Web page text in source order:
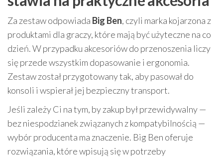
Za zestaw odpowiada Big Ben, czyli marka kojarzona z
produktami dla graczy, które mają być użyteczne na co
dzień. W przypadku akcesoriów do przenoszenia liczy
się przede wszystkim dopasowanie i ergonomia.
Zestaw został przygotowany tak, aby pasował do
konsoli i wspierał jej bezpieczny transport.
Jeśli zależy Ci na tym, by zakup był przewidywalny —
bez niespodzianek związanych z kompatybilnością —
wybór producenta ma znaczenie. Big Ben oferuje
rozwiązania, które wpisują się w potrzeby